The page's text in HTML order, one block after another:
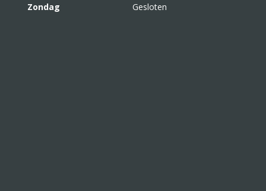
Zondag
Gesloten